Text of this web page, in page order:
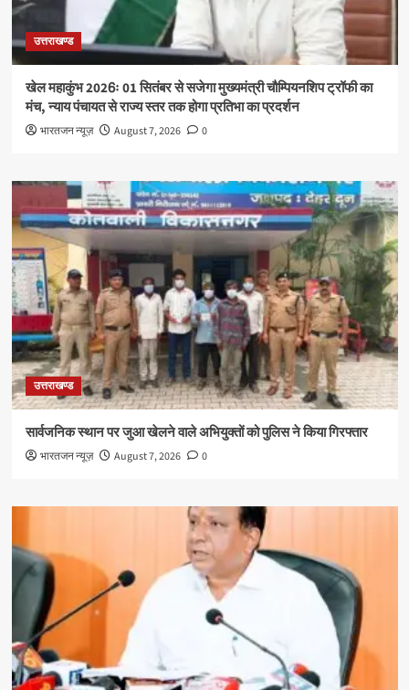
उत्तराखण्ड
खेल महाकुंभ 2026ः 01 सितंबर से सजेगा मुख्यमंत्री चौम्पियनशिप ट्रॉफी का
मंच, न्याय पंचायत से राज्य स्तर तक होगा प्रतिभा का प्रदर्शन
भारतजन न्यूज़ August 7, 2026 0
उत्तराखण्ड
सार्वजनिक स्थान पर जुआ खेलने वाले अभियुक्तों को पुलिस ने किया गिरफ्तार
भारतजन न्यूज़ August 7, 2026 0